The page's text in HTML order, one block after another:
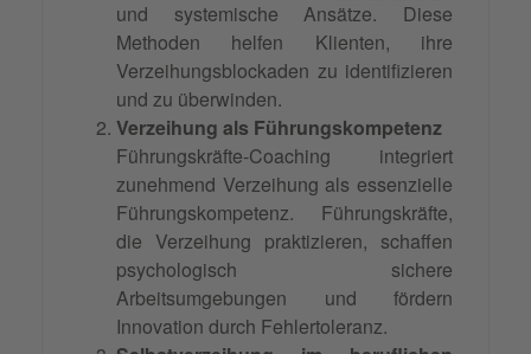
und systemische Ansätze. Diese
Methoden helfen Klienten, ihre
Verzeihungsblockaden zu identifizieren
und zu überwinden.
Verzeihung als Führungskompetenz
Führungskräfte-Coaching integriert
zunehmend Verzeihung als essenzielle
Führungskompetenz. Führungskräfte,
die Verzeihung praktizieren, schaffen
psychologisch sichere
Arbeitsumgebungen und fördern
Innovation durch Fehlertoleranz.